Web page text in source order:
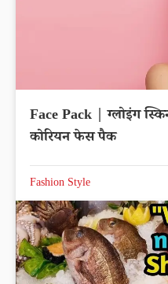
Face Pack | ग्लोइंग
कोरियन फेस पैक
Fashion Style